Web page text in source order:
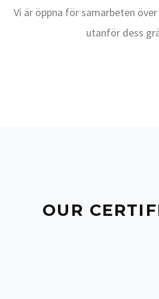
Vi är öppna för samarbeten
utanför dess
OUR